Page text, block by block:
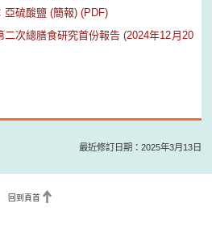
亞硫酸鹽 (簡報) (PDF)
次總膳食研究首份報告 (2024年12月20
最近修訂日期：2025年3月13日
回到頁首